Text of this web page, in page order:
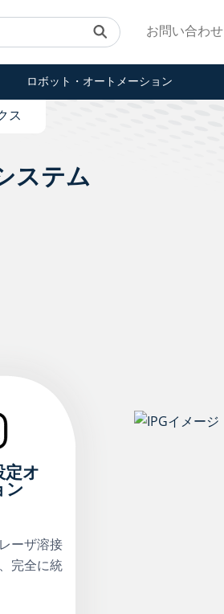
ロボット・オートメーション
お問い合わせ
ス
ステム
定オ
ン
ーザ溶接
完全に統